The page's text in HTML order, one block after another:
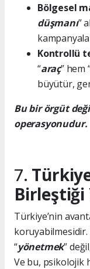
Bölgesel
düşmanı”
Kontrollü
“araç” hem
büyütür,
Bu bir örgüt
operasyonudur.
7.
Birleştiği
Türkiye’nin
“yönetmek”
Ve bu, psikolojik